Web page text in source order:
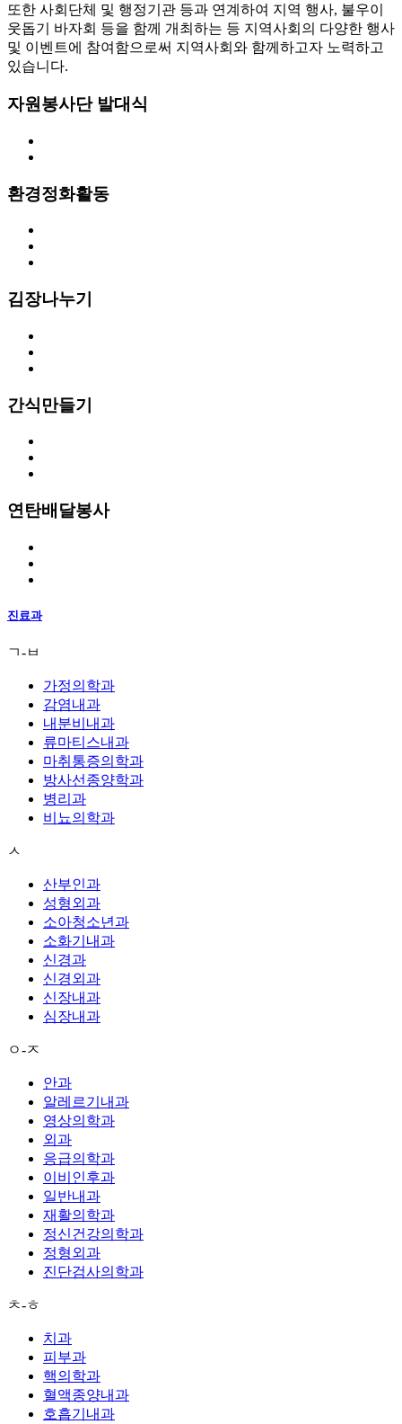
또한 사회단체 및 행정기관 등과 연계하여 지역 행사, 불우이
웃돕기 바자회 등을 함께 개최하는 등 지역사회의 다양한 행사
및 이벤트에 참여함으로써 지역사회와 함께하고자 노력하고
있습니다.
자원봉사단 발대식
환경정화활동
김장나누기
간식만들기
연탄배달봉사
진료과
ㄱ-ㅂ
가정의학과
감염내과
내분비내과
류마티스내과
마취통증의학과
방사선종양학과
병리과
비뇨의학과
ㅅ
산부인과
성형외과
소아청소년과
소화기내과
신경과
신경외과
신장내과
심장내과
ㅇ-ㅈ
안과
알레르기내과
영상의학과
외과
응급의학과
이비인후과
일반내과
재활의학과
정신건강의학과
정형외과
진단검사의학과
ㅊ-ㅎ
치과
피부과
핵의학과
혈액종양내과
호흡기내과